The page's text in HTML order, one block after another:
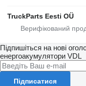
TruckParts Eesti OÜ
Підпишіться на нові
енергоакумулятори VDL
Підписатися